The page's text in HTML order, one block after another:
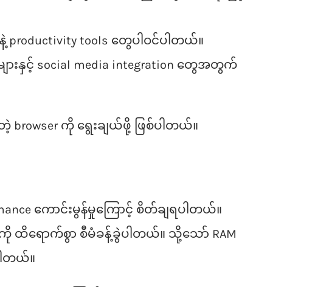
productivity tools တွေပါဝင်ပါတယ်။
ျားနှင့် social media integration တွေအတွက်
ကို ရွေးချယ်ဖို့ ဖြစ်ပါတယ်။
ကောင်းမွန်မှုကြောင့် စိတ်ချရပါတယ်။
ကို ထိရောက်စွာ စီမံခန့်ခွဲပါတယ်။ သို့သော် RAM
တယ်။